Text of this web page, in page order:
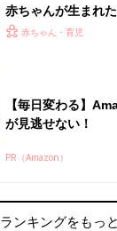
赤ちゃんが生まれ
ひよ」
赤ちゃん・育児
【毎日変わる】
が見逃せない！
PR（Amazon）
ランキングをもっ